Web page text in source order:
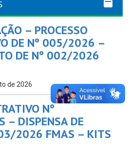
– PROCESSO
DE Nº 005/2026 –
DE Nº 002/2026
de 2026
Nº
DISPENSA DE
2026 FMAS – KITS